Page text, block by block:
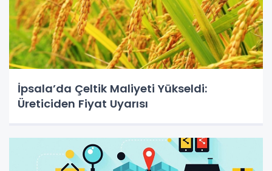
İpsala’da Çeltik Maliyeti Yükseldi:
Üreticiden Fiyat Uyarısı